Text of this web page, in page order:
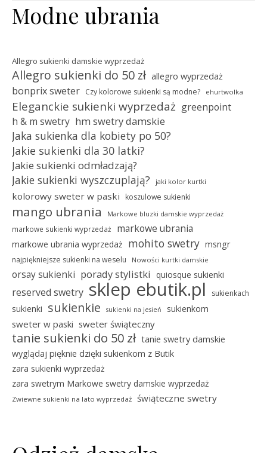
Modne ubrania
Allegro sukienki damskie wyprzedaż
Allegro sukienki do 50 zł allegro wyprzedaż
bonprix sweter Czy kolorowe sukienki są modne? ehurtwolka
Eleganckie sukienki wyprzedaż greenpoint
h & m swetry hm swetry damskie
Jaka sukienka dla kobiety po 50?
Jakie sukienki dla 30 latki?
Jakie sukienki odmładzają?
Jakie sukienki wyszczuplają? jaki kolor kurtki
kolorowy sweter w paski koszulowe sukienki
mango ubrania Markowe bluzki damskie wyprzedaż
markowe sukienki wyprzedaż markowe ubrania
markowe ubrania wyprzedaż mohito swetry msngr
najpiękniejsze sukienki na weselu Nowości kurtki damskie
orsay sukienki porady stylistki quiosque sukienki
reserved swetry sklep ebutik.pl sukienkach
sukienki sukienkie sukienki na jesień sukienkom
sweter w paski sweter świąteczny
tanie sukienki do 50 zł tanie swetry damskie
wyglądaj pięknie dzięki sukienkom z Butik
zara sukienki wyprzedaż
zara swetrym Markowe swetry damskie wyprzedaż
Zwiewne sukienki na lato wyprzedaż świąteczne swetry